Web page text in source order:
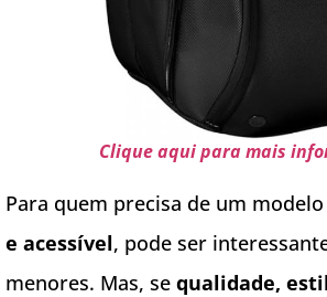
Clique aqui para mais
Para quem precisa de um modelo
e acessível, pode ser
menores. Mas, se qualidade,